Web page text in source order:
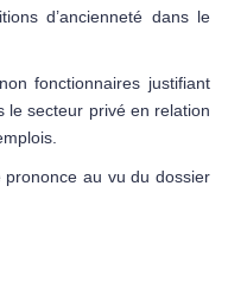
d’ancienneté dans le
fonctionnaires justifiant
le secteur privé en relation
prononce au vu du dossier